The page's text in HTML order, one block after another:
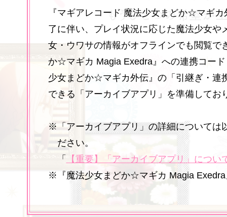
『マギアレコード 魔法少女まどか☆マギ
了に伴い、プレイ状況に応じた魔法少女や
女・ウワサの情報がオフラインでも閲覧で
か☆マギカ Magia Exedra』への連携コー
少女まどか☆マギカ外伝』の「引継ぎ・連
できる「アーカイブアプリ」を準備してお
※「アーカイブアプリ」の詳細については
ださい。
「
【重要】「アーカイブアプリ」につい
※『魔法少女まどか☆マギカ Magia Exedra